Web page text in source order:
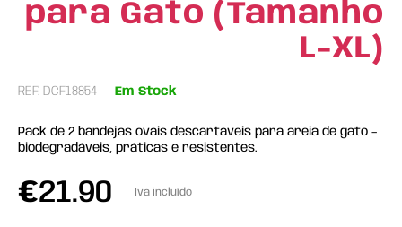
para Gato (Tamanho
L-XL)
REF: DCF18854 Em Stock
Pack de 2 bandejas ovais descartáveis para areia de gato –
biodegradáveis, práticas e resistentes.
€21.90 Iva incluído